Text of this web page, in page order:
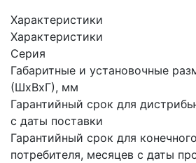
Характеристики
Характеристики
Серия
Габаритные и установочные
(ШхВхГ), мм
Гарантийный срок для
с даты поставки
Гарантийный срок для конечного
потребителя, месяцев с даты